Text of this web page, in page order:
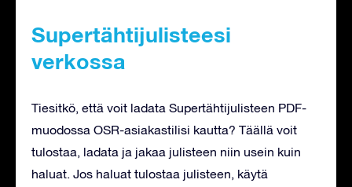
Supertähtijulisteesi
verkossa
Tiesitkö, että voit ladata Supertähtijulisteen PDF-
muodossa OSR-asiakastilisi kautta? Täällä voit
tulostaa, ladata ja jakaa julisteen niin usein kuin
haluat. Jos haluat tulostaa julisteen, käytä